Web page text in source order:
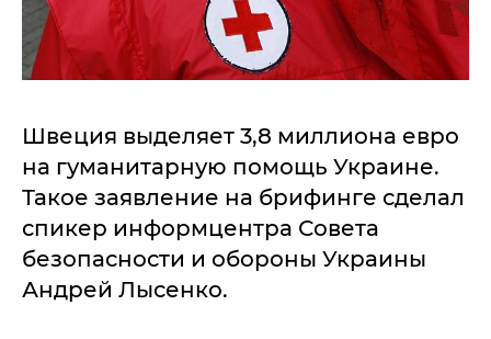
Швеция выделяет 3,8 миллиона евро
на гуманитарную помощь Украине.
Такое заявление на брифинге сделал
спикер информцентра Совета
безопасности и обороны Украины
Андрей Лысенко.